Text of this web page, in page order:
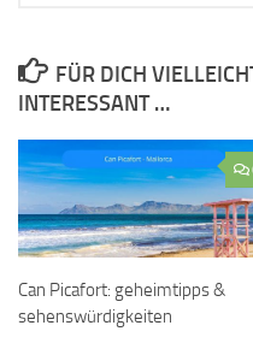
FÜR DICH
INTERESSANT …
Can Picafort: geheimtipps &
sehenswürdigkeiten